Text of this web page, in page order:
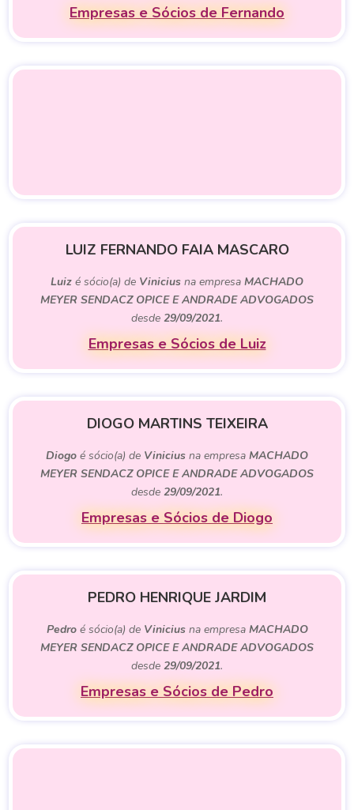
Empresas e Sócios de Fernando
LUIZ FERNANDO FAIA MASCARO
Luiz é sócio(a) de Vinicius na empresa MACHADO
MEYER SENDACZ OPICE E ANDRADE ADVOGADOS
desde 29/09/2021.
Empresas e Sócios de Luiz
DIOGO MARTINS TEIXEIRA
Diogo é sócio(a) de Vinicius na empresa MACHADO
MEYER SENDACZ OPICE E ANDRADE ADVOGADOS
desde 29/09/2021.
Empresas e Sócios de Diogo
PEDRO HENRIQUE JARDIM
Pedroé sócio(a) de Viniciusna empresa MACHADO
MEYER SENDACZ OPICE E ANDRADE ADVOGADOS
desde 29/09/2021.
Empresas e Sócios de Pedro